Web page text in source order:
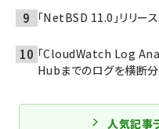
「NetBSD 11.0」リリー
「CloudWatch Log
Hubまでのログを横断分
人気記事